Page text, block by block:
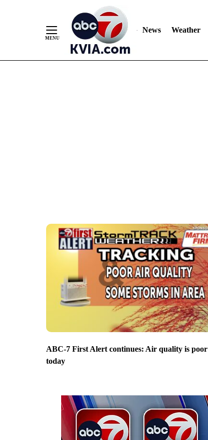
News Weather
ABC-7 First Alert continues: Air quality is poor
today